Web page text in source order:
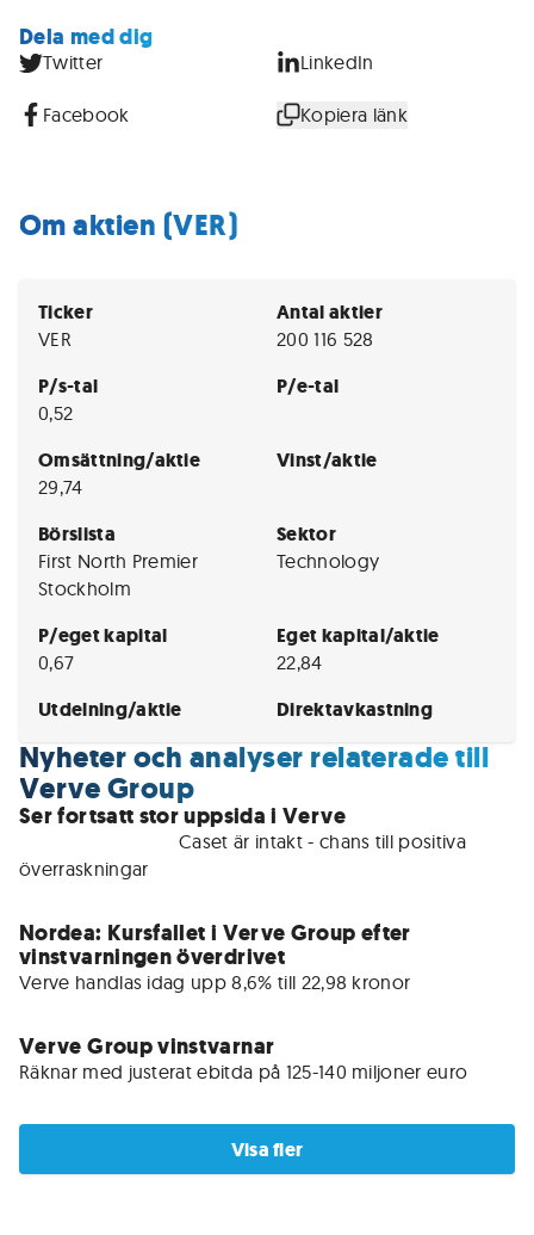
Dela med dig
Twitter LinkedIn
Facebook Kopiera länk
Om aktien (VER)
Ticker
VER
Antal aktier
200 116 528
P/s-tal
0,52
P/e-tal
Omsättning/aktie
29,74
Vinst/aktie
Börslista
First North Premier
Stockholm
Sektor
Technology
P/eget kapital
0,67
Eget kapital/aktie
22,84
Utdelning/aktie Direktavkastning
Nyheter och analyser relaterade till
Verve Group
Ser fortsatt stor uppsida i Verve
För medlemmar • Caset är intakt - chans till positiva
överraskningar
Nordea: Kursfallet i Verve Group efter
vinstvarningen överdrivet
Verve handlas idag upp 8,6% till 22,98 kronor
Verve Group vinstvarnar
Räknar med justerat ebitda på 125-140 miljoner euro
Visa fler